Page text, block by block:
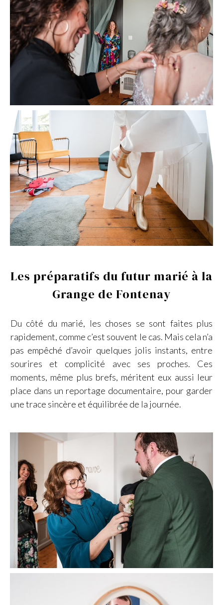
Les préparatifs du futur marié à la
Grange de Fontenay
Du côté du marié, les choses se sont faites plus
rapidement, comme c’est souvent le cas. Mais cela n’a
pas empêché d’avoir quelques jolis instants, entre
sourires et complicité avec ses proches. Ces
moments, même plus brefs, méritent eux aussi leur
place dans un reportage documentaire, pour garder
une trace sincère et équilibrée de la journée.